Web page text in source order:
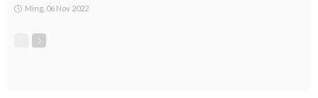
Ming, 06 Nov 2022